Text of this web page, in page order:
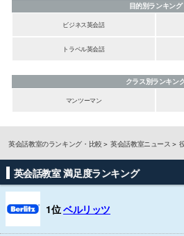
目的別ランキング
ビジネス英会話
トラベル英会話
クラス別ランキン
マンツーマン
英会話教室のランキング・比較 英会話教室ニュース
英会話教室 満足度ランキング
1位ベルリッツ